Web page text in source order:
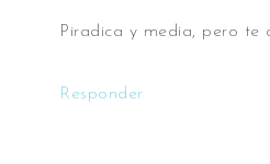
Piradica y media, pero te
Responder